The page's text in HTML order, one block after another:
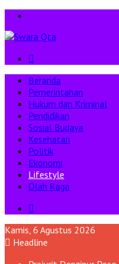
Beranda
Pemerintahan
Hukum dan Kriminal
Pendidikan
Sosial Budaya
Kesehatan
Politik
Ekonomi
Lifestyle
Olah Raga
Kamis, 6 Agustus 2026
Headline